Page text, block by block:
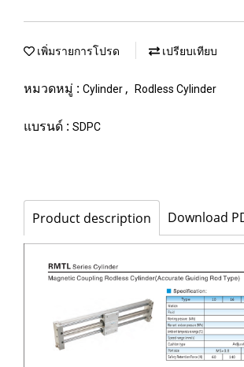
เพิ่มรายการโปรด เปรียบเทียบ
หมวดหมู่ : Cylinder , Rodless Cylinder
แบรนด์ : SDPC
Product description Download